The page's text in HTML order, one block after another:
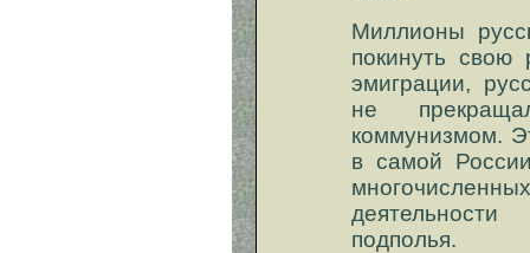
Миллионы
покинуть
эмиграции,
не
коммунизмом.
в самой
подполья.